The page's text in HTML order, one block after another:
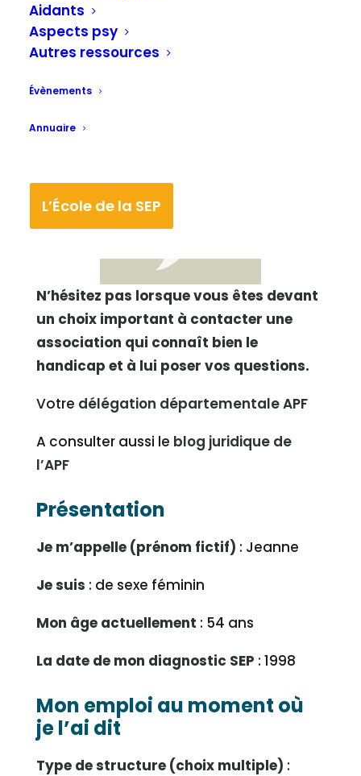
Aidants
Aspects psy
Autres ressources
Évènements
Annuaire
L’École de la SEP
Chaque situation est unique, personnelle
…. (emploi, âge, état de santé,
publié sur le site et restera
N’hésitez pas lorsque vous êtes devant
un choix important à contacter une
association qui connaît bien le
handicap et à lui poser vos questions.
Votre délégation départementale APF
A consulter aussi le blog juridique de
l’APF
Présentation
Je m’appelle (prénom fictif) : Jeanne
Je suis : de sexe féminin
Mon âge actuellement : 54 ans
La date de mon diagnostic SEP : 1998
Mon emploi au moment où
je l’ai dit
Type de structure (choix multiple) :